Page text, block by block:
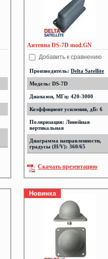
Антенна DS-7D mod.GN
Добавить к сравнению
Производитель:Delta Satellite
Модель: DS-7D
Диапазон, МГц: 420-3000
Коэффициент усиления, дБ: 6
Поляризация: Линейная
вертикальная
Диаграмма направленности,
градусы (H/V): 360/65
Скачать презентацию
Новинка